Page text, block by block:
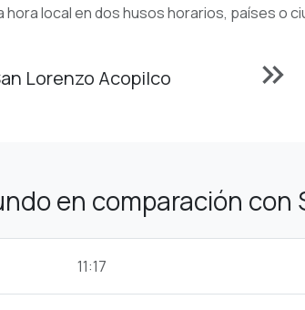
hora local en dos husos horarios, países o
Lorenzo Acopilco keyboard_double_arrow_right
en comparación con
11:17